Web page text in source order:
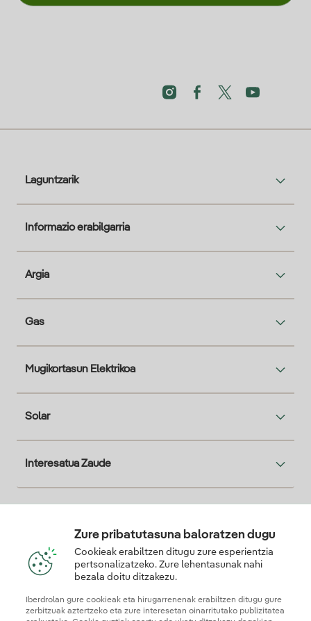
Laguntzarik
Informazio erabilgarria
Argia
Gas
Mugikortasun Elektrikoa
Solar
Interesatua Zaude
Zure pribatutasuna baloratzen dugu
Cookieak erabiltzen ditugu zure esperientzia
pertsonalizatzeko. Zure lehentasunak nahi
bezala doitu ditzakezu.
Iberdrolan gure cookieak eta hirugarrenenak erabiltzen ditugu gure
zerbitzuak aztertzeko eta zure interesetan oinarritutako publizitatea